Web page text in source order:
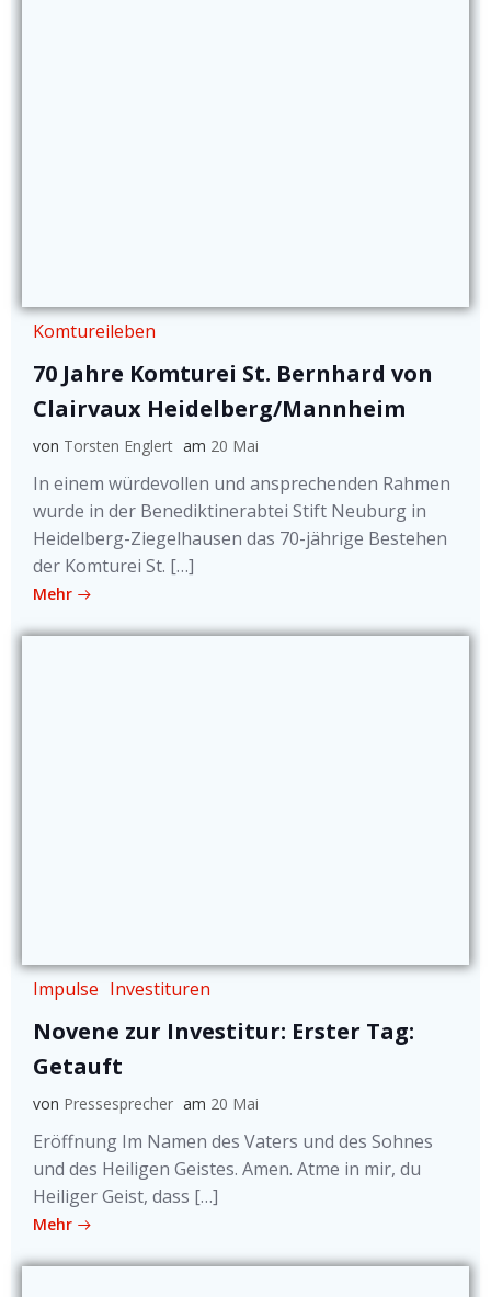
Komtureileben
70 Jahre Komturei St. Bernhard von
Clairvaux Heidelberg/Mannheim
von Torsten Englert am 20 Mai
In einem würdevollen und ansprechenden Rahmen
wurde in der Benediktinerabtei Stift Neuburg in
Heidelberg-Ziegelhausen das 70-jährige Bestehen
der Komturei St. […]
Mehr
Impulse Investituren
Novene zur Investitur: Erster Tag:
Getauft
von Pressesprecher am 20 Mai
Eröffnung Im Namen des Vaters und des Sohnes
und des Heiligen Geistes. Amen. Atme in mir, du
Heiliger Geist, dass […]
Mehr